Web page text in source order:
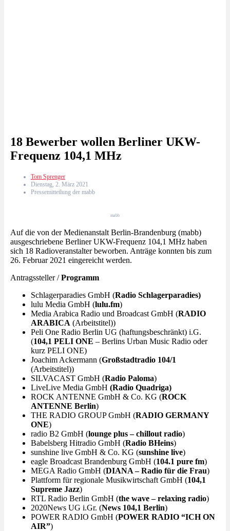
18 Bewerber wollen Berliner UKW-
Frequenz 104,1 MHz
Tom Sprenger
Dienstag, 2. März 2021
Pressemitteilung der mabb
mabb
Auf die von der Medienanstalt Berlin-Brandenburg (mabb)
ausgeschriebene Berliner UKW-Frequenz 104,1 MHz haben
sich 18 Radioveranstalter beworben. Anträge konnten bis zum
26. Februar 2021 eingereicht werden.
Antragssteller /Programm
Schlagerparadies GmbH (Radio Schlagerparadies)
lulu Media GmbH (lulu.fm)
Media Arabica Radio und Broadcast GmbH (RADIO
ARABICA (Arbeitstitel))
Peli One Radio Berlin UG (haftungsbeschränkt) i.G.
(104,1 PELI ONE – Berlins Urban Music Radio oder
kurz PELI ONE)
Joachim Ackermann (Großstadtradio 104/1
(Arbeitstitel))
SILVACAST GmbH (Radio Paloma)
LiveLive Media GmbH (Radio Quadriga)
ROCK ANTENNE GmbH & Co. KG (ROCK
ANTENNE Berlin)
THE RADIO GROUP GmbH (RADIO GERMANY
ONE)
radio B2 GmbH (lounge plus – chillout radio)
Babelsberg Hitradio GmbH (Radio BHeins)
sunshine live GmbH & Co. KG (sunshine live)
eagle Broadcast Brandenburg GmbH (104.1 pure fm)
MEGA Radio GmbH (DIANA – Radio für die Frau)
Plattform für regionale Musikwirtschaft GmbH (104,1
Supreme Jazz)
RTL Radio Berlin GmbH (the wave – relaxing radio)
2020News UG i.Gr. (News 104,1 Berlin)
POWER RADIO GmbH (POWER RADIO “ICH ON
AIR”)